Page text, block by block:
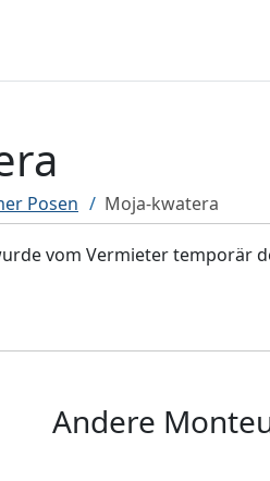
Posen Moja-kwatera
vom Vermieter temporär
Andere